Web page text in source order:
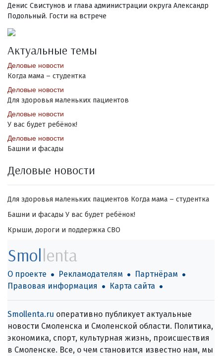
Денис Свистунов и глава администрации округа Александр
Подольный. Гости на встрече
Актуальные темы
Деловые новости
Когда мама – студентка
Деловые новости
Для здоровья маленьких пациентов
Деловые новости
У вас будет ребёнок!
Деловые новости
Башни и фасады
Деловые новости
Для здоровья маленьких пациентов Когда мама – студентка
Башни и фасады У вас будет ребёнок!
Крыши, дороги и поддержка СВО
Smollenta
О проекте Рекламодателям
Партнёрам
Правовая информация
Карта сайта
Smollenta.ru оперативно публикует актуальные
новости Смоленска и Смоленской области. Политика,
экономика, спорт, культурная жизнь, происшествия
в Смоленске. Все, о чем становится известно нам, мы